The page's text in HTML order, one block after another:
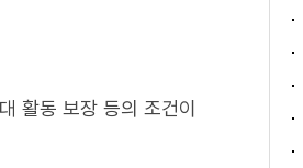
활동 보장 등의 조건이